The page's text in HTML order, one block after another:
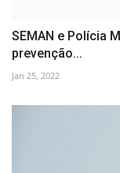
SEMAN e Polícia
prevenção...
Jan 25, 2022